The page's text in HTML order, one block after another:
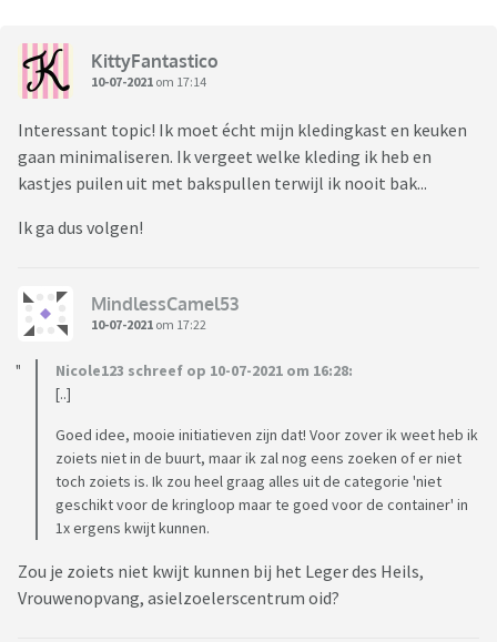
KittyFantastico
10-07-2021 om 17:14
Interessant topic! Ik moet écht mijn kledingkast en keuken
gaan minimaliseren. Ik vergeet welke kleding ik heb en
kastjes puilen uit met bakspullen terwijl ik nooit bak...
Ik ga dus volgen!
MindlessCamel53
10-07-2021 om 17:22
Nicole123 schreef op 10-07-2021 om 16:28:
[..]
Goed idee, mooie initiatieven zijn dat! Voor zover ik weet heb ik
zoiets niet in de buurt, maar ik zal nog eens zoeken of er niet
toch zoiets is. Ik zou heel graag alles uit de categorie 'niet
geschikt voor de kringloop maar te goed voor de container' in
1x ergens kwijt kunnen.
Zou je zoiets niet kwijt kunnen bij het Leger des Heils,
Vrouwenopvang, asielzoelerscentrum oid?